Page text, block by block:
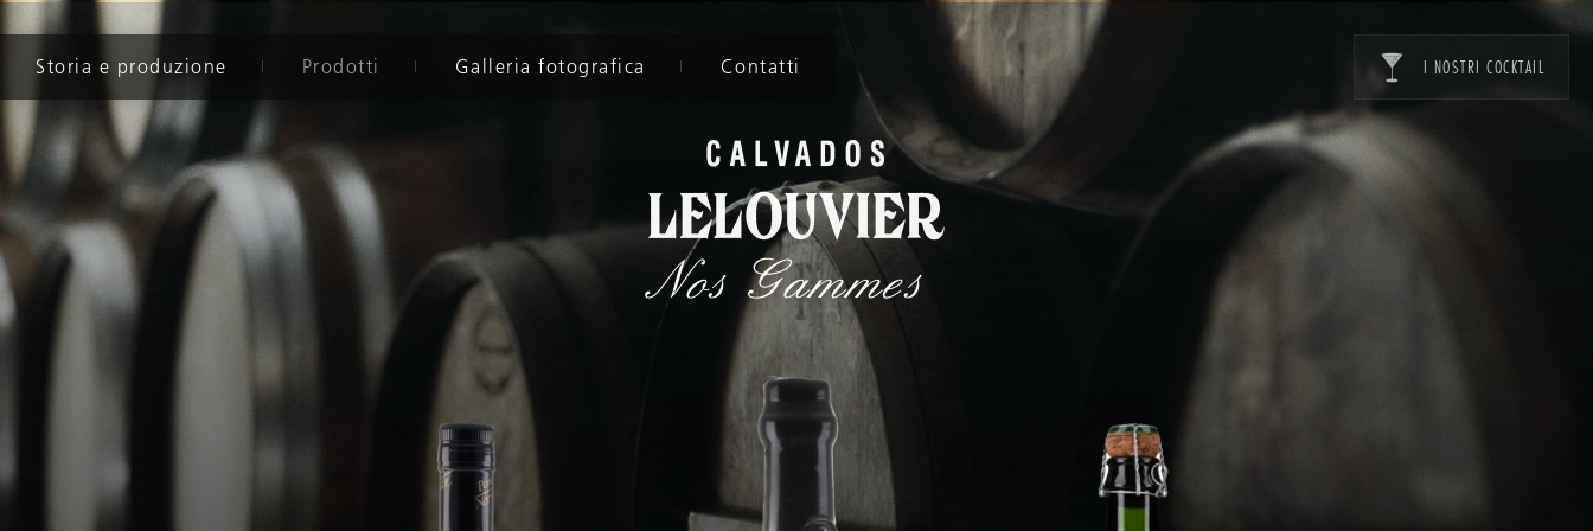
Storia e produzione Prodotti Galleria fotografica Contatti
Nos Gammes
I NOSTRI COCKTAIL